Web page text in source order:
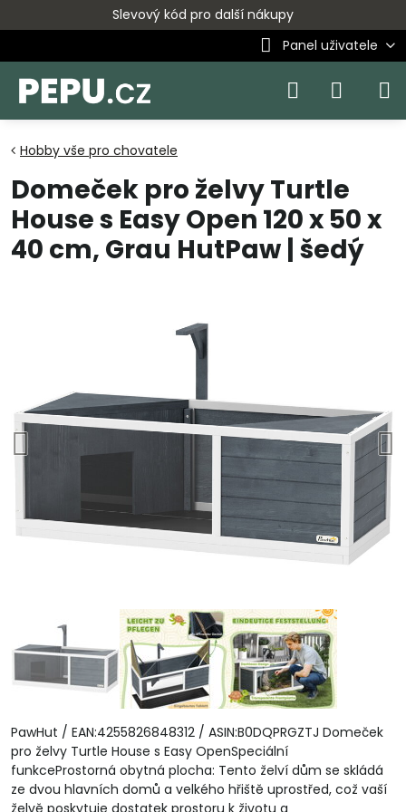
Slevový kód pro další nákupy
Panel uživatele
Hobby vše pro chovatele
Domeček pro želvy Turtle
House s Easy Open 120 x 50 x
40 cm, Grau HutPaw | šedý
PawHut / EAN:4255826848312 / ASIN:B0DQPRGZTJ Domeček
pro želvy Turtle House s Easy OpenSpeciální
funkceProstorná obytná plocha: Tento želví dům se skládá
ze dvou hlavních domů a velkého hřiště uprostřed, což vaší
želvě poskytuje dostatek prostoru k životu a